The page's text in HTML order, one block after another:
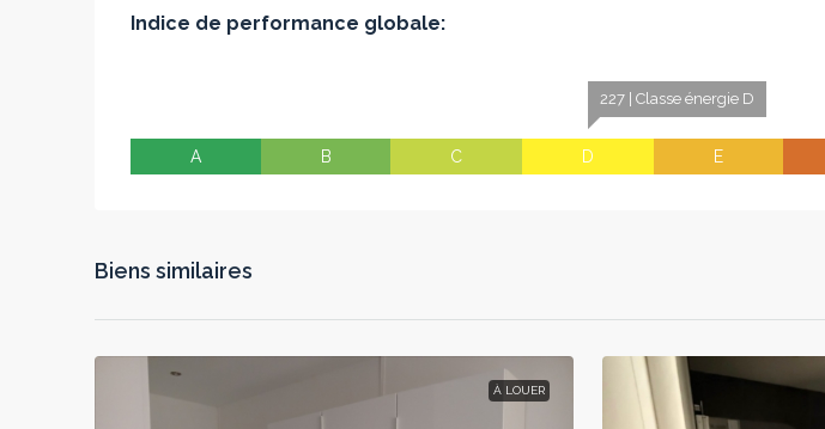
Indice de performance globale:
A B C
227 | Classe énergie D
D E
Biens similaires
À LOUER